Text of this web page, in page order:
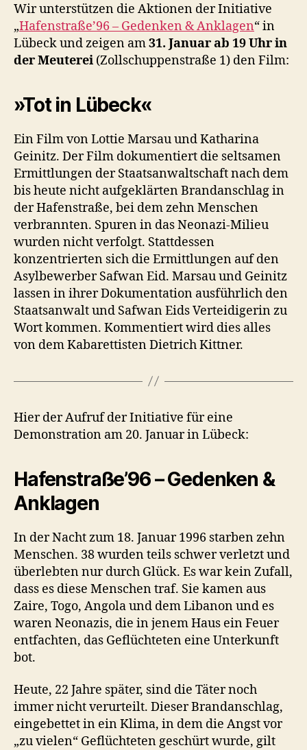
Wir unterstützen die Aktionen der Initiative
„Hafenstraße’96 – Gedenken & Anklagen“ in
Lübeck und zeigen am31. Januar ab 19 Uhr in
der Meuterei (Zollschuppenstraße 1) den Film:
»Tot in Lübeck«
Ein Film von Lottie Marsau und Katharina
Geinitz. Der Film dokumentiert die seltsamen
Ermittlungen der Staatsanwaltschaft nach dem
bis heute nicht aufgeklärten Brandanschlag in
der Hafenstraße, bei dem zehn Menschen
verbrannten. Spuren in das Neonazi-Milieu
wurden nicht verfolgt. Stattdessen
konzentrierten sich die Ermittlungen auf den
Asylbewerber Safwan Eid. Marsau und Geinitz
lassen in ihrer Dokumentation ausführlich den
Staatsanwalt und Safwan Eids Verteidigerin zu
Wort kommen. Kommentiert wird dies alles
von dem Kabarettisten Dietrich Kittner.
Hier der Aufruf der Initiative für eine
Demonstration am 20. Januar in Lübeck:
Hafenstraße’96 – Gedenken &
Anklagen
In der Nacht zum 18. Januar 1996 starben zehn
Menschen. 38 wurden teils schwer verletzt und
überlebten nur durch Glück. Es war kein Zufall,
dass es diese Menschen traf. Sie kamen aus
Zaire, Togo, Angola und dem Libanon und es
waren Neonazis, die in jenem Haus ein Feuer
entfachten, das Geflüchteten eine Unterkunft
bot.
Heute, 22 Jahre später, sind die Täter noch
immer nicht verurteilt. Dieser Brandanschlag,
eingebettet in ein Klima, in dem die Angst vor
„zu vielen“ Geflüchteten geschürt wurde, gilt